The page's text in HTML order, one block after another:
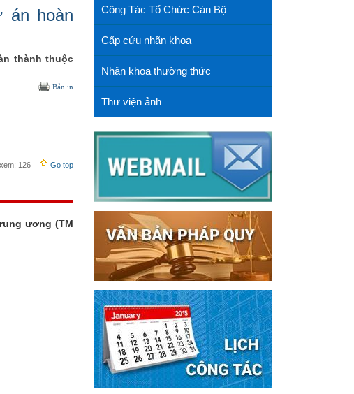
án hoàn
thành thuộc
Bản in
126 Go top
ương (TM
Công Tác Tổ Chức Cán Bộ
Cấp cứu nhãn khoa
Nhãn khoa thường thức
Thư viện ảnh